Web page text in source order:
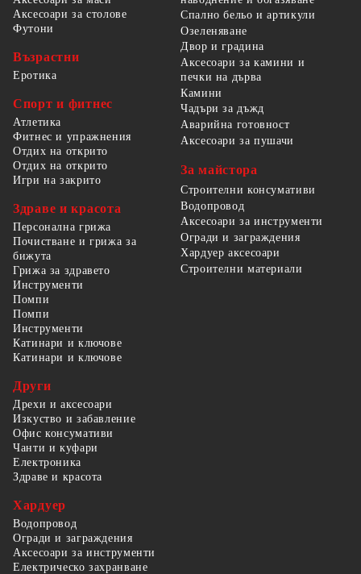
Аксесоари за столове
Футони
Възрастни
Еротика
Спорт и фитнес
Атлетика
Фитнес и упражнения
Отдих на открито
Отдих на открито
Игри на закрито
Здраве и красота
Персонална грижа
Почистване и грижа за
бижута
Грижа за здравето
Спално бельо и артикули
Озеленяване
Двор и градина
Аксесоари за камини и
печки на дърва
Камини
Чадъри за дъжд
Аварийна готовност
Аксесоари за пушачи
За майстора
Строителни консумативи
Водопровод
Аксесоари за инструменти
Огради и заграждения
Хардуер аксесоари
Строителни материали
Инструменти
Помпи
Помпи
Инструменти
Катинари и ключове
Катинари и ключове
Други
Дрехи и аксесоари
Изкуство и забавление
Офис консумативи
Чанти и куфари
Електроника
Здраве и красота
Хардуер
Водопровод
Огради и заграждения
Аксесоари за инструменти
Електрическо захранване